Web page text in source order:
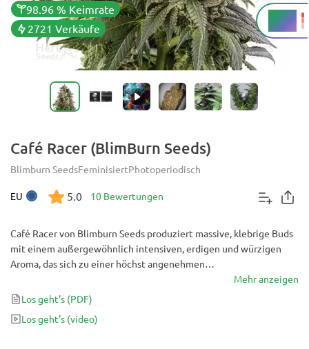
98.96 % Keimrate
2721 Verkäufe
25 %
THC
Café Racer (BlimBurn Seeds)
Blimburn SeedsFeminisiertPhotoperiodisch
EU 5.0 10 Bewertungen
Café Racer von Blimburn Seeds produziert massive, klebrige Buds
mit einem außergewöhnlich intensiven, erdigen und würzigen
Aroma, das sich zu einer höchst angenehmen
Geschmackskombination aus süß und sauer entwickelt. Die
Sensation verwandelt sich in eine hochpotente, euphorische und
kreative Wirkung mit einem Hauch von Entspannung, was diese
Cannabis-Sorte perfekt für den Konsum am Tag und in der Nacht
Mehr anzeigen
Los geht's (PDF)
Los geht's (video)